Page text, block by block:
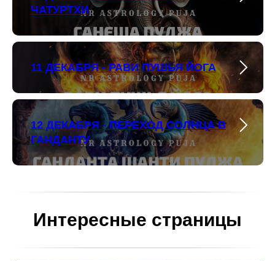
ЧАТУРТХИ
11 ДЕКАБРЯ - РАВИ ПУШЬЯ ЙОГА
12 ДЕКАБРЯ - ПЕРЕХОД СОЛНЦА В
ГАНДАНТУ
Интересные страницы